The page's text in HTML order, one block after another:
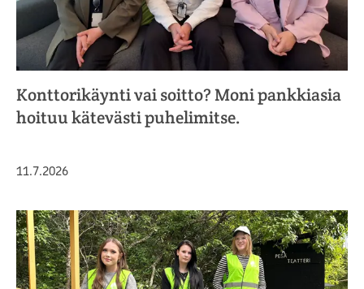
Konttorikäynti vai soitto? Moni pankkiasia
hoituu kätevästi puhelimitse.
Julkaistu
11.7.2026